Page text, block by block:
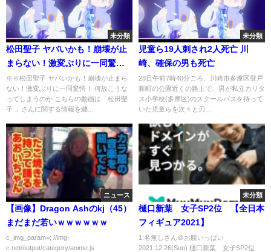
未分類
松田聖子 ヤバいかも！崩壊が止
まらない！激変ぶりに一同驚
愕！ 何故こうなってしまうのか
※※松田聖子 ヤバいかも！崩壊が止まら
ない！激変ぶりに一同驚愕！ 何故こうな
ってしまうのか こちらの動画は「松田聖
子 」さんに関する情報を纏...
未分類
児童ら19人刺され2人死亡 川
崎、確保の男も死亡
28日午前7時40分ごろ、川崎市多摩区登戸
新町の公園近くの路上で、男が私立カリタ
ス小学校(多摩区)のスクールバスを待って
いた児童らを次々と刃...
ニュース
【画像】Dragon Ashのkj（45）
まだまだ若いｗｗｗｗｗｗ
c_img_param=; //img-
c.net/output/category/anime.js
未分類
樋口新葉 女子SP2位 【全日本
フィギュア2021】
1:名無しさん＠お腹いっぱい
2021.12.26(Sun) 樋口新葉 女子SP2位